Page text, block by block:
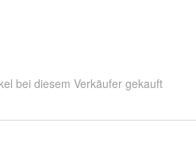
bei diesem Verkäufer gekauft